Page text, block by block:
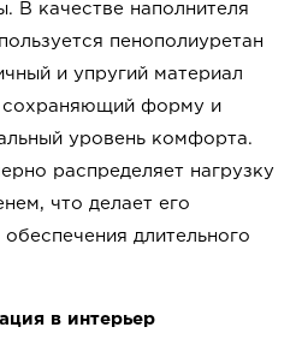
В качестве наполнителя
пенополиуретан
и упругий материал
сохраняющий форму и
уровень комфорта.
распределяет нагрузку
что делает его
длительного
в интерьер